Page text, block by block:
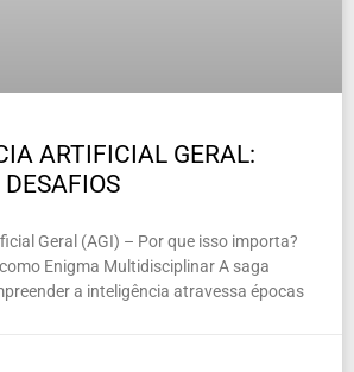
ARTIFICIAL GERAL:
Geral (AGI) – Por que isso importa?
Enigma Multidisciplinar A saga
a inteligência atravessa épocas